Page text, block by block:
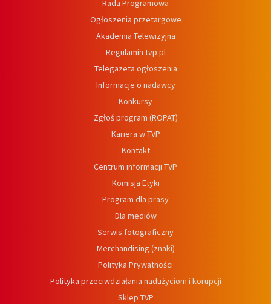
Rada Programowa
Ogłoszenia przetargowe
Akademia Telewizyjna
Regulamin tvp.pl
Telegazeta ogłoszenia
Informacje o nadawcy
Konkursy
Zgłoś program (ROPAT)
Kariera w TVP
Kontakt
Centrum informacji TVP
Komisja Etyki
Program dla prasy
Dla mediów
Serwis fotograficzny
Merchandising (znaki)
Polityka Prywatności
Polityka przeciwdziałania nadużyciom i korupcji
Sklep TVP